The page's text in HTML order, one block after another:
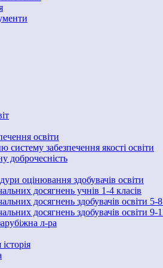
освіти
забезпечення якості освіти
доброчесність
оцінювання здобувачів освіти
досягнень учнів 1-4 класів
досягнень здобувачів освіти
досягнень здобувачів освіти 9-
л-ра